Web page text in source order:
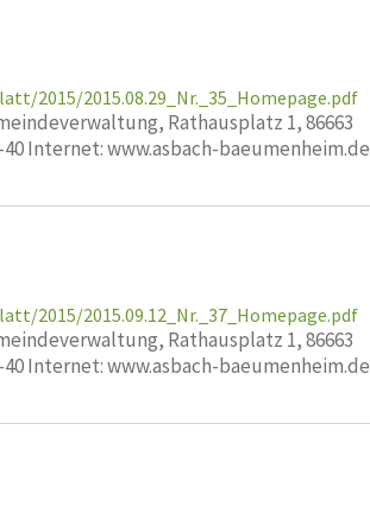
2015/2015.08.29_Nr._35_Homepage.pdf
Rathausplatz 1, 86663
40 Internet: www.asbach-baeumenheim.de
2015/2015.09.12_Nr._37_Homepage.pdf
Rathausplatz 1, 86663
40 Internet: www.asbach-baeumenheim.de